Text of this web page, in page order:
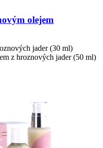
olejem
jader (30 ml)
z hroznových jader (50 ml)